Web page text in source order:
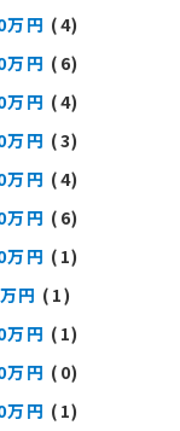
円 (4)
円 (6)
円 (4)
円 (3)
円 (4)
円 (6)
円 (1)
円 (1)
円 (1)
円 (0)
円 (1)